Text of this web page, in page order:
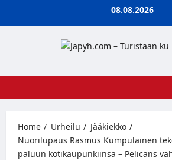
08.08.2026
Home Urheilu
Jääkiekko
Nuorilupaus Rasmus Kumpulainen
paluun kotikaupunkiinsa – Pelicans